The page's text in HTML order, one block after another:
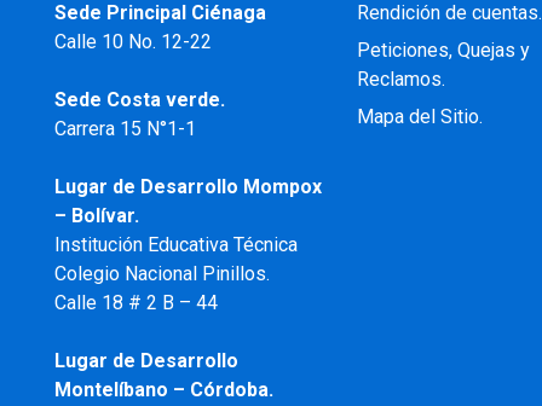
Sede Principal Ciénaga
Calle 10 No. 12-22
Sede Costa verde.
Carrera 15 N°1-1
Lugar de Desarrollo Mompox
– Bolívar.
Institución Educativa Técnica
Colegio Nacional Pinillos.
Calle 18 # 2 B – 44
Lugar de Desarrollo
Montelíbano – Córdoba.
Rendición de cuentas.
Peticiones, Quejas y
Reclamos.
Mapa del Sitio.